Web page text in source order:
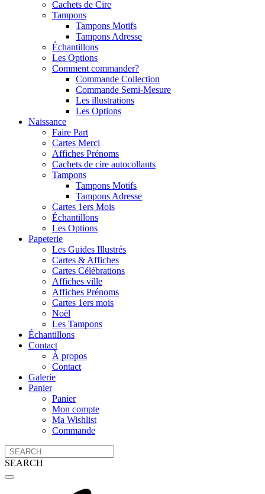
Cachets de Cire
Tampons
Tampons Motifs
Tampons Adresse
Échantillons
Les Options
Comment commander?
Commande Collection
Commande Semi-Mesure
Les illustrations
Les Options
Naissance
Faire Part
Cartes Merci
Affiches Prénoms
Cachets de cire autocollants
Tampons
Tampons Motifs
Tampons Adresse
Cartes 1ers Mois
Échantillons
Les Options
Papeterie
Les Guides Illustrés
Cartes & Affiches
Cartes Célébrations
Affiches ville
Affiches Prénoms
Cartes 1ers mois
Noël
Les Tampons
Échantillons
Contact
À propos
Contact
Galerie
Panier
Panier
Mon compte
Ma Wishlist
Commande
SEARCH